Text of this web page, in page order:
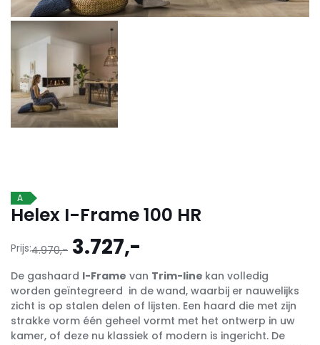
A
Helex I-Frame 100 HR
Prijs:4.970,- Oorspronkelijke
prijs
was:
4.970,-.
3.727,-
prijs
is:
3.727,-.
De gashaard I-Frame van Trim-line kan volledig
worden geïntegreerd in de wand, waarbij er nauwelijks
zicht is op stalen delen of lijsten. Een haard die met zijn
strakke vorm één geheel vormt met het ontwerp in uw
kamer, of deze nu klassiek of modern is ingericht. De